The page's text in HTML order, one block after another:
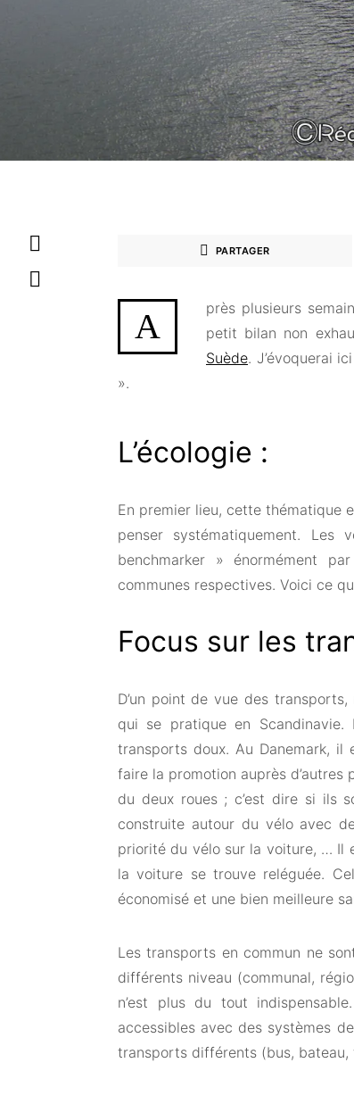
PARTAGER
A
près plusieurs
petit bilan non
Suède. J’évoquerai
».
L’écologie :
En premier lieu, cette thématique
penser systématiquement.
benchmarker » énormément
communes respectives. Voici ce
Focus sur les
D’un point de vue des
qui se pratique en
transports doux. Au Danemark, il
faire la promotion auprès
du deux roues ; c’est dire si ils
construite autour du vélo avec
priorité du vélo sur la voiture, … Il
la voiture se trouve reléguée.
économisé et une bien meilleure
Les transports en commun ne
différents niveau (communal,
n’est plus du tout
accessibles avec des systèmes
transports différents (bus,